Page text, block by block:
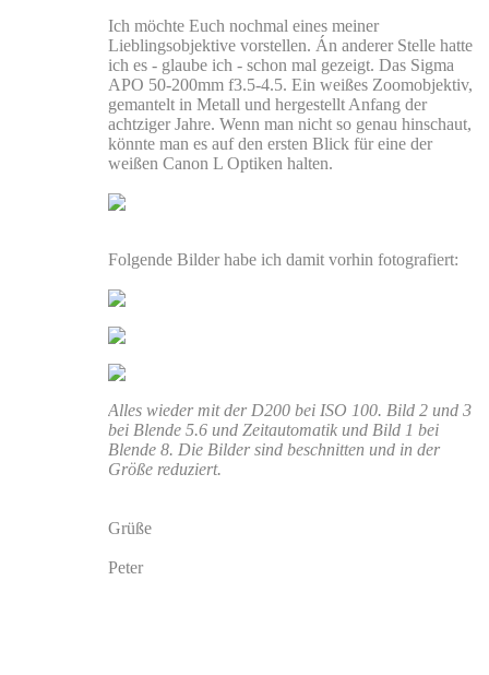
Ich möchte Euch nochmal eines meiner
Lieblingsobjektive vorstellen. Án anderer Stelle hatte
ich es - glaube ich - schon mal gezeigt. Das Sigma
APO 50-200mm f3.5-4.5. Ein weißes Zoomobjektiv,
gemantelt in Metall und hergestellt Anfang der
achtziger Jahre. Wenn man nicht so genau hinschaut,
könnte man es auf den ersten Blick für eine der
weißen Canon L Optiken halten.
Folgende Bilder habe ich damit vorhin fotografiert:
Alles wieder mit der D200 bei ISO 100. Bild 2 und 3
bei Blende 5.6 und Zeitautomatik und Bild 1 bei
Blende 8. Die Bilder sind beschnitten und in der
Größe reduziert.
Grüße
Peter